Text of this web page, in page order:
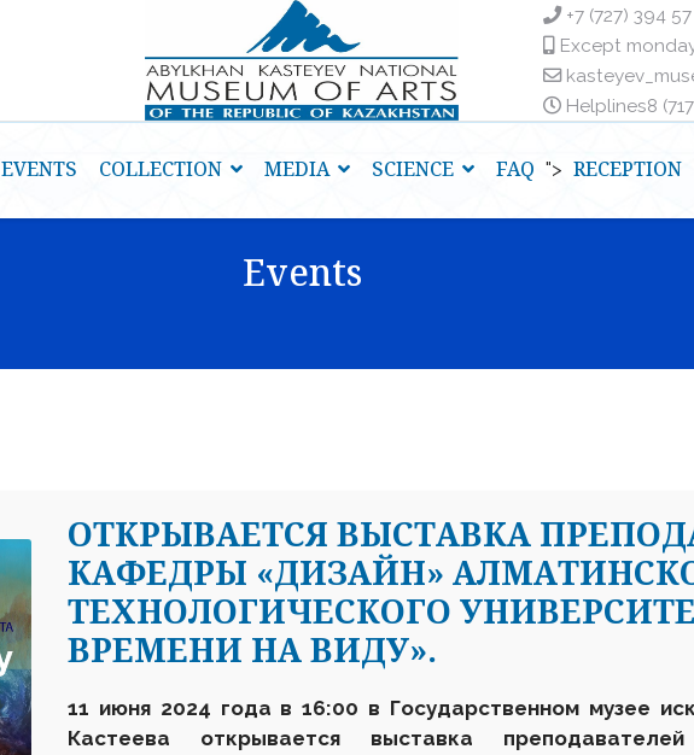
+7 (727) 394 57
Except
Helplinesㅤ8
EVENTS COLLECTION MEDIA SCIENCE FAQ "> RECEPTION
Events
ОТКРЫВАЕТСЯ ВЫСТАВКА
КАФЕДРЫ «ДИЗАЙН»
ТЕХНОЛОГИЧЕСКОГО
ВРЕМЕНИ НА ВИДУ».
11 июня 2024 года в 16:00 в Государственном музее
Кастеева открывается выставка